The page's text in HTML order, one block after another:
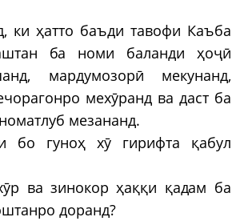
ки ҳатто баъди тавофи Каъба
ба номи баланди ҳоҷӣ
мардумозорӣ мекунанд,
мехӯранд ва даст ба
мезананд.
бо гуноҳ хӯ гирифта қабул
ва зинокор ҳаққи қадам ба
доранд?